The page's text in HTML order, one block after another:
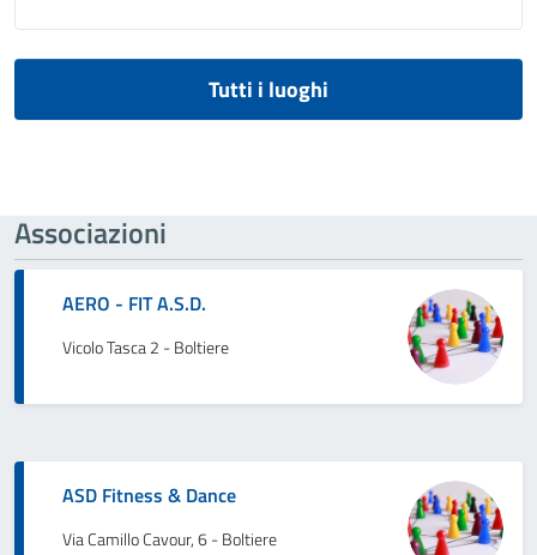
Tutti i luoghi
Associazioni
AERO - FIT A.S.D.
Vicolo Tasca 2 - Boltiere
ASD Fitness & Dance
Via Camillo Cavour, 6 - Boltiere